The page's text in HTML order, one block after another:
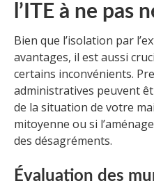
l’ITE à ne pas
Bien que l’isolation par
avantages, il est aussi
certains inconvénients.
administratives peuvent
de la situation de votre
mitoyenne ou si
des désagréments.
Évaluation des